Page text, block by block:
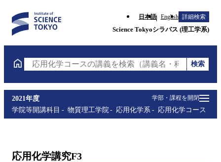
日本語 English 詳細検索
Science Tokyoシラバス (理工学系)
応用化学コースの講義を検索（講義名・科目コード・
検索
学部・課程を開閉
2021年度
学院等開講科目
物質理工学院 応用化学系 応用化学コース
応用化学講究F3